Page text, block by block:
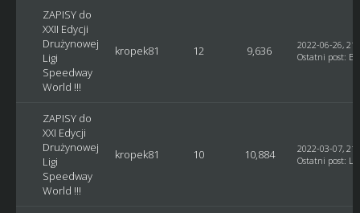
ZAPISY do
XXII Edycji
Drużynowej
Ligi
Speedway
World !!!
kropek81 12 9,636
2022-06-26,
Ostatni post:
ZAPISY do
XXI Edycji
Drużynowej
Ligi
Speedway
World !!!
kropek81 10 10,884
2022-03-07,
Ostatni post: